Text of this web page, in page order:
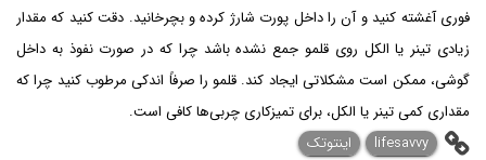
فوری آغشته کنید و آن را داخل پورت شارژ کرده و بچرخانید. دقت کنید که مقدار
زیادی تینر یا الکل روی قلمو جمع نشده باشد چرا که در صورت نفوذ به داخل
گوشی، ممکن است مشکلاتی ایجاد کند. قلمو را صرفاً اندکی مرطوب کنید چرا که
مقداری کمی تینر یا الکل، برای تمیزکاری چربی‌ها کافی است.
lifesavvy
اینتوتک